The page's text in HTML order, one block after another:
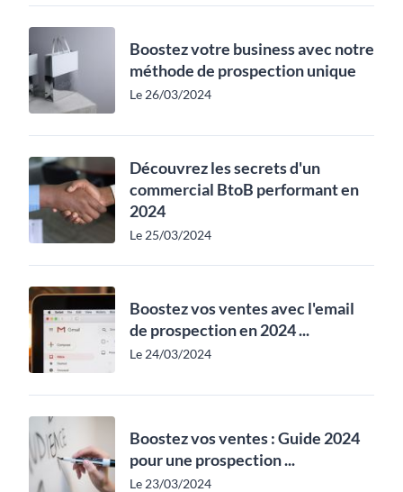
Boostez votre business avec notre
méthode de prospection unique
Le 26/03/2024
Découvrez les secrets d'un
commercial BtoB performant en
2024
Le 25/03/2024
Boostez vos ventes avec l'email
de prospection en 2024 ...
Le 24/03/2024
Boostez vos ventes : Guide 2024
pour une prospection ...
Le 23/03/2024